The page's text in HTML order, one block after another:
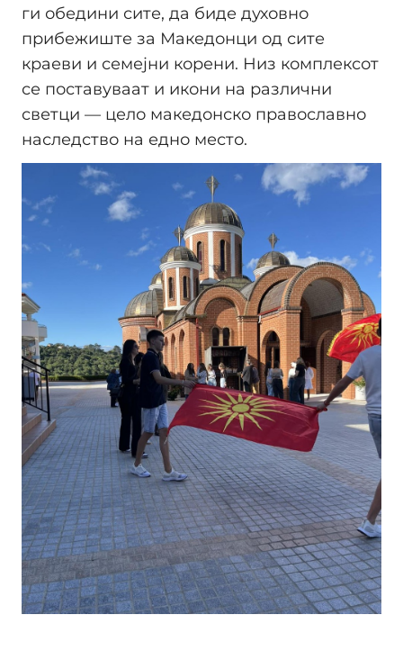
ги обедини сите, да биде духовно
прибежиште за Македонци од сите
краеви и семејни корени. Низ комплексот
се поставуваат и икони на различни
светци — цело македонско православно
наследство на едно место.